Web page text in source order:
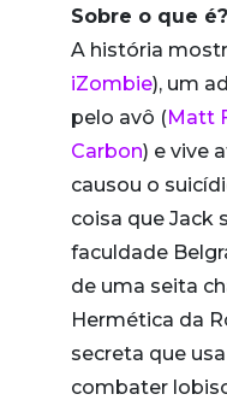
Sobre o que é?
A história
iZombie), um
pelo avô (Matt
Carbon) e vive
causou o
coisa que Jack
faculdade
de uma seita
Hermética da
secreta que
combater